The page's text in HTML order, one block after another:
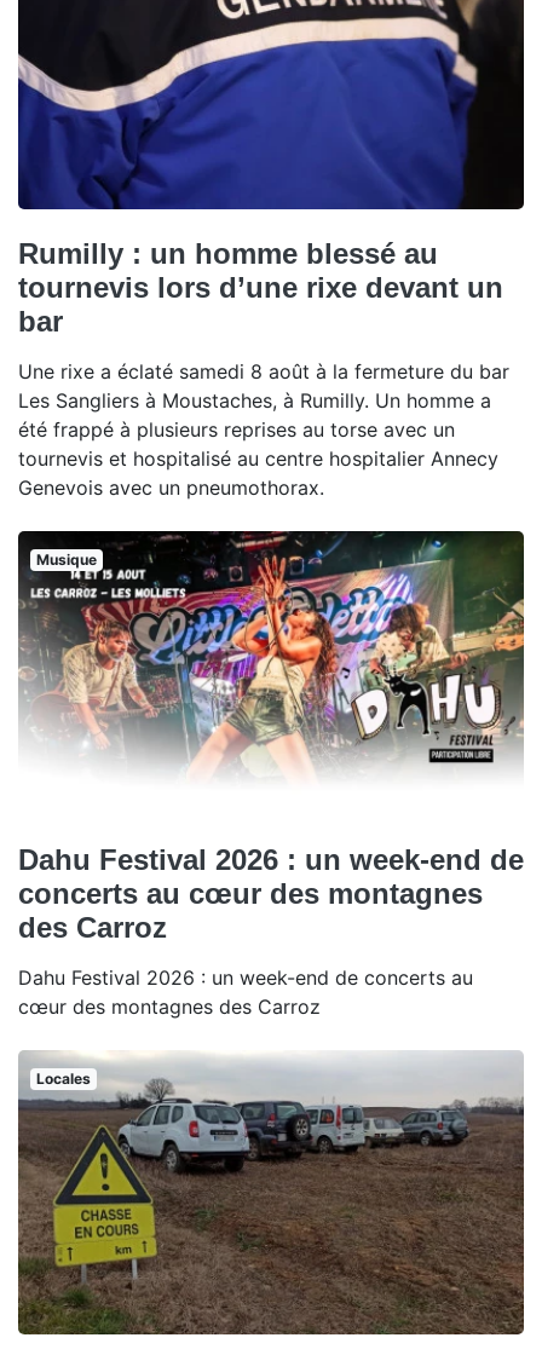
Rumilly : un homme blessé au
tournevis lors d’une rixe devant un
bar
Une rixe a éclaté samedi 8 août à la fermeture du bar
Les Sangliers à Moustaches, à Rumilly. Un homme a
été frappé à plusieurs reprises au torse avec un
tournevis et hospitalisé au centre hospitalier Annecy
Genevois avec un pneumothorax.
Musique
Dahu Festival 2026 : un week-end de
concerts au cœur des montagnes
des Carroz
Dahu Festival 2026 : un week-end de concerts au
cœur des montagnes des Carroz
Locales